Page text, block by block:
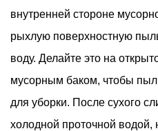
внутренней стороне
рыхлую поверхностную
воду. Делайте это на
мусорным баком, чтобы
для уборки. После сухого
холодной проточной водой,